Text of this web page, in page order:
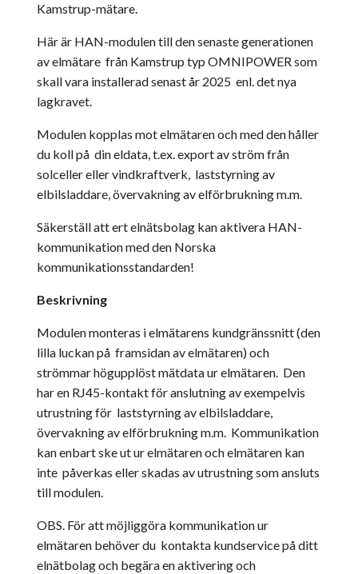
Kamstrup-mätare.
Här är HAN-modulen till den senaste generationen
av elmätare från Kamstrup typ OMNIPOWER som
skall vara installerad senast år 2025 enl. det nya
lagkravet.
Modulen kopplas mot elmätaren och med den håller
du koll på din eldata, t.ex. export av ström från
solceller eller vindkraftverk, laststyrning av
elbilsladdare, övervakning av elförbrukning m.m.
Säkerställ att ert elnätsbolag kan aktivera HAN-
kommunikation med den Norska
kommunikationsstandarden!
Beskrivning
Modulen monteras i elmätarens kundgränssnitt (den
lilla luckan på framsidan av elmätaren) och
strömmar högupplöst mätdata ur elmätaren. Den
har en RJ45-kontakt för anslutning av exempelvis
utrustning för laststyrning av elbilsladdare,
övervakning av elförbrukning m.m. Kommunikation
kan enbart ske ut ur elmätaren och elmätaren kan
inte påverkas eller skadas av utrustning som ansluts
till modulen.
OBS. För att möjliggöra kommunikation ur
elmätaren behöver du kontakta kundservice på ditt
elnätbolag och begära en aktivering och